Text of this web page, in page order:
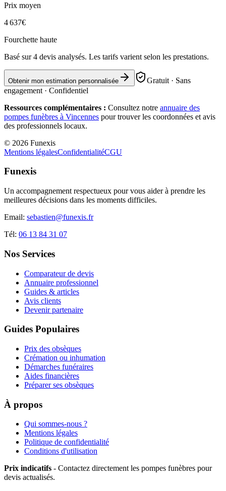
Prix moyen
4 637€
Fourchette haute
Basé sur4 devis analysés. Les tarifs varient selon les prestations.
Obtenir mon estimation personnalisée
Gratuit · Sans
engagement · Confidentiel
Ressources complémentaires : Consultez notre annuaire des
pompes funèbres à Vincennes pour trouver les coordonnées et avis
des professionnels locaux.
© 2026 Funexis
Mentions légalesConfidentialitéCGU
Funexis
Un accompagnement respectueux pour vous aider à prendre les
meilleures décisions dans les moments difficiles.
Email: sebastien@funexis.fr
Tél: 06 13 84 31 07
Nos Services
Comparateur de devis
Annuaire professionnel
Guides & articles
Avis clients
Devenir partenaire
Guides Populaires
Prix des obsèques
Crémation ou inhumation
Démarches funéraires
Aides financières
Préparer ses obsèques
À propos
Qui sommes-nous ?
Mentions légales
Politique de confidentialité
Conditions d'utilisation
Prix indicatifs - Contactez directement les pompes funèbres pour
devis actualisés.